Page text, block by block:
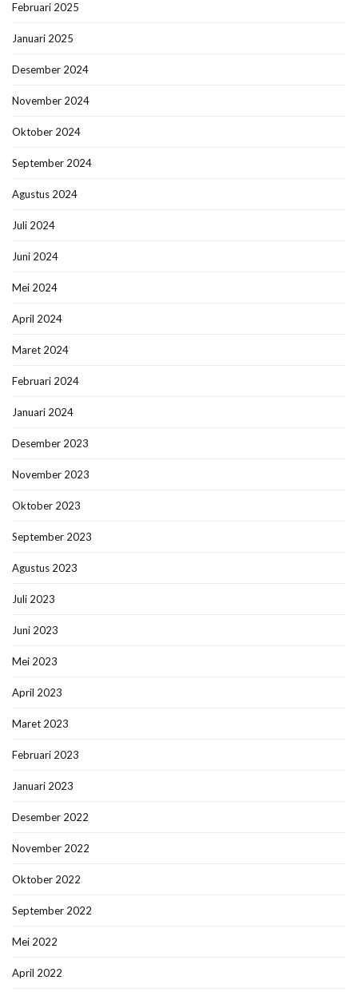
Februari 2025
Januari 2025
Desember 2024
November 2024
Oktober 2024
September 2024
Agustus 2024
Juli 2024
Juni 2024
Mei 2024
April 2024
Maret 2024
Februari 2024
Januari 2024
Desember 2023
November 2023
Oktober 2023
September 2023
Agustus 2023
Juli 2023
Juni 2023
Mei 2023
April 2023
Maret 2023
Februari 2023
Januari 2023
Desember 2022
November 2022
Oktober 2022
September 2022
Mei 2022
April 2022